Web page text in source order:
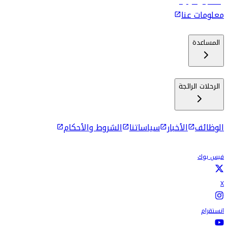
معلومات عنا
المساعدة
الرحلات الرائجة
الوظائف الأخبار سياساتنا الشروط والأحكام
فيس بوك
X
انستقرام